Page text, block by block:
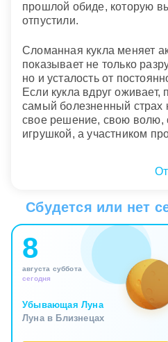
прошлой обиде, которую
отпустили.
Сломанная кукла меняет
показывает не только
но и усталость от
Если кукла вдруг оживает,
самый болезненный страх
свое решение, свою волю,
игрушкой, а участником
чужие руки
Локация сна указывает, в
всего ощущается
дома переносит смысл в
семейные темы и личные
чаще связана с
борьбой за влияние,
говорить от своего имени.
Сбудется или нет
8
августа суббота
сегодня
Убывающая Луна
Луна в Близнецах